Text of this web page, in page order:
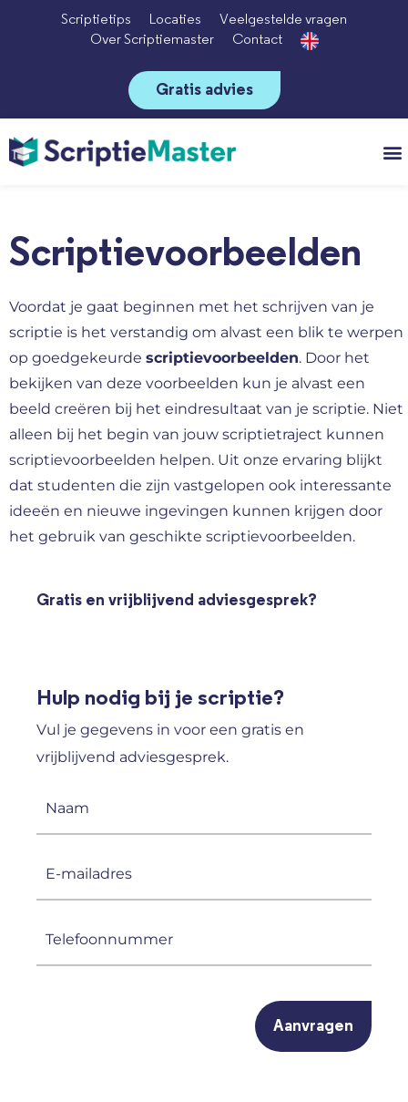
Scriptietips Locaties
Veelgestelde vragen
Over Scriptiemaster
Contact
Gratis advies
Scriptievoorbeelden
Voordat je gaat beginnen met het schrijven van je
scriptie is het verstandig om alvast een blik te werpen
op goedgekeurde scriptievoorbeelden. Door het
bekijken van deze voorbeelden kun je alvast een
beeld creëren bij het eindresultaat van je scriptie. Niet
alleen bij het begin van jouw scriptietraject kunnen
scriptievoorbeelden helpen. Uit onze ervaring blijkt
dat studenten die zijn vastgelopen ook interessante
ideeën en nieuwe ingevingen kunnen krijgen door
het gebruik van geschikte scriptievoorbeelden.
Gratis en vrijblijvend adviesgesprek?
Hulp nodig bij je scriptie?
Vul je gegevens in voor een gratis en
vrijblijvend adviesgesprek.